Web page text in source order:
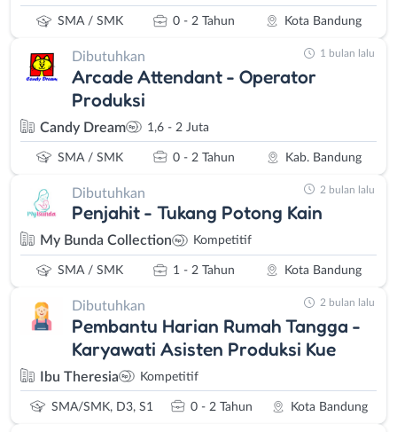
SMA / SMK 0 - 2 Tahun Kota Bandung
Dibutuhkan
Arcade Attendant - Operator
Produksi
Candy Dream 1,6 - 2 Juta
SMA / SMK 0 - 2 Tahun Kab. Bandung
1 bulan lalu
Dibutuhkan
Penjahit - Tukang Potong Kain
My Bunda Collection Kompetitif
SMA / SMK 1 - 2 Tahun Kota Bandung
2 bulan lalu
Dibutuhkan
Pembantu Harian Rumah Tangga -
Karyawati Asisten Produksi Kue
Ibu Theresia Kompetitif
SMA/SMK, D3, S1 0 - 2 Tahun Kota Bandung
2 bulan lalu